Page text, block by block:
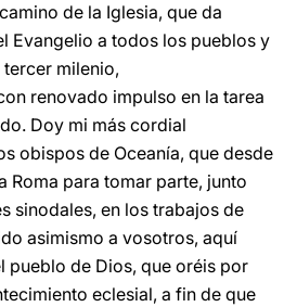
de la Iglesia, que da
Evangelio a todos los pueblos y
tercer milenio,
renovado impulso en la tarea
Doy mi más cordial
obispos de Oceanía, que desde
Roma para tomar parte, junto
sinodales, en los trabajos de
asimismo a vosotros, aquí
pueblo de Dios, que oréis por
eclesial, a fin de que